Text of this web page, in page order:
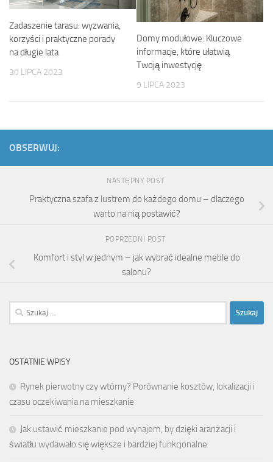
Zadaszenie tarasu: wyzwania,
korzyści i praktyczne porady
na długie lata
30 LIPCA 2023
Domy modułowe: Kluczowe
informacje, które ułatwią
Twoją inwestycję
9 LIPCA 2023
OBSERWUJ:
NASTĘPNY POST
Praktyczna szafa z lustrem do każdego domu – dlaczego
warto na nią postawić?
POPRZEDNI POST
Komfort i styl w jednym – jak wybrać idealne meble do
salonu?
Szukaj:
OSTATNIE WPISY
Rynek pierwotny czy wtórny? Porównanie kosztów, lokalizacji i
czasu oczekiwania na mieszkanie
Jak ustawić mieszkanie pod wynajem, by dzięki aranżacji i
światłu wydawało się większe i bardziej funkcjonalne